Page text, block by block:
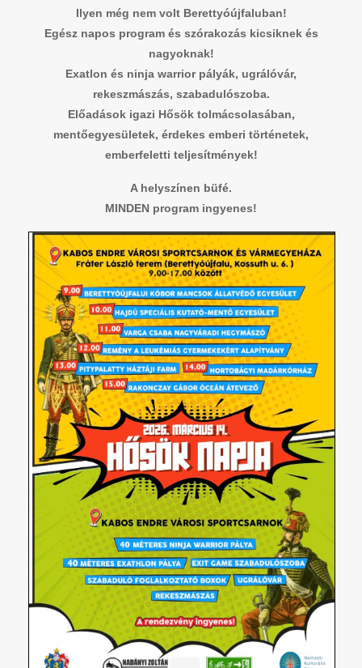
Ilyen még nem volt Berettyóújfaluban!
Egész napos program és szórakozás kicsiknek és
nagyoknak!
Exatlon és ninja warrior pályák, ugrálóvár,
rekeszmászás, szabadulószoba.
Előadások igazi Hősök tolmácsolasában,
mentőegyesületek, érdekes emberi történetek,
emberfeletti teljesítmények!
A helyszínen büfé.
MINDEN program ingyenes!